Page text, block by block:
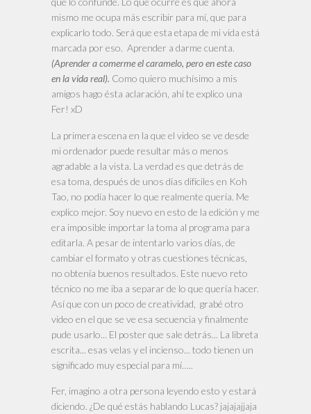
mismo me ocupa más escribir para mí, que para
explicarlo todo. Será que esta etapa de mi vida está
marcada por eso. Aprender a darme cuenta.
(Aprender a comerme el caramelo, pero en este caso
en la vida real). Como quiero muchísimo a mis
amigos hago ésta aclaración, ahí te explico una
Fer! xD
La primera escena en la que el video se ve desde
mi ordenador puede resultar más o menos
agradable a la vista. La verdad es que detrás de
esa toma, después de unos días difíciles en Koh
Tao, no podía hacer lo que realmente quería. Me
explico mejor. Soy nuevo en esto de la edición y me
era imposible importar la toma al programa para
editarla. A pesar de intentarlo varios días, de
cambiar el formato y otras cuestiones técnicas,
no obtenía buenos resultados. Este nuevo reto
técnico no me iba a separar de lo que quería hacer.
Así que con un poco de creatividad, grabé otro
video en el que se ve esa secuencia y finalmente
pude usarlo... El poster que sale detrás... La libreta
escrita... esas velas y el incienso... todo tienen un
significado muy especial para mí…..
Fer, imagino a otra persona leyendo esto y estará
diciendo. ¿De qué estás hablando Lucas? jajajajjaja